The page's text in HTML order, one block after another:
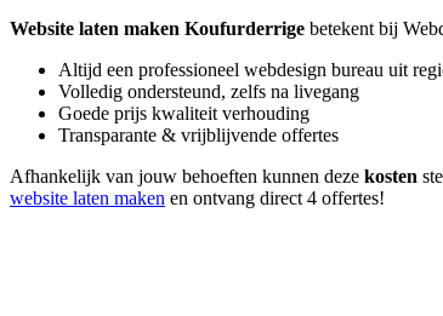
Website laten maken Koufurderrige betekent bij
Altijd een professioneel webdesign bureau uit
Volledig ondersteund, zelfs na livegang
Goede prijs kwaliteit verhouding
Transparante & vrijblijvende offertes
Afhankelijk van jouw behoeften kunnen deze kosten
website laten maken en ontvang direct 4 offertes!